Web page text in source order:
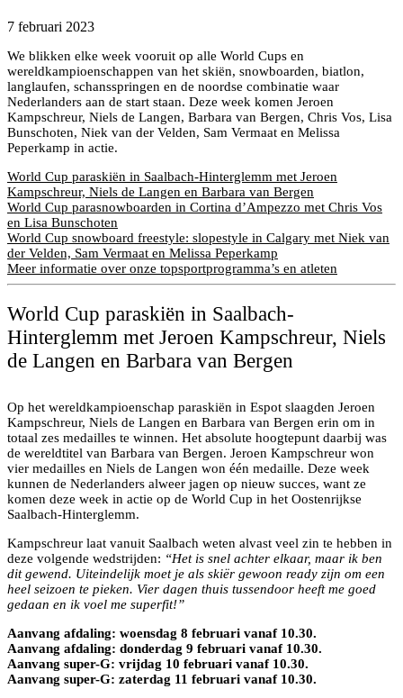
7 februari 2023
We blikken elke week vooruit op alle World Cups en
wereldkampioenschappen van het skiën, snowboarden, biatlon,
langlaufen, schansspringen en de noordse combinatie waar
Nederlanders aan de start staan. Deze week komen Jeroen
Kampschreur, Niels de Langen, Barbara van Bergen, Chris Vos, Lisa
Bunschoten, Niek van der Velden, Sam Vermaat en Melissa
Peperkamp in actie.
World Cup paraskiën in Saalbach-Hinterglemm met Jeroen
Kampschreur, Niels de Langen en Barbara van Bergen
World Cup parasnowboarden in Cortina d’Ampezzo met Chris Vos
en Lisa Bunschoten
World Cup snowboard freestyle: slopestyle in Calgary met Niek van
der Velden, Sam Vermaat en Melissa Peperkamp
Meer informatie over onze topsportprogramma’s en atleten
World Cup paraskiën in Saalbach-
Hinterglemm met Jeroen Kampschreur, Niels
de Langen en Barbara van Bergen
Barbara van Bergen tijdens het WK in Espot. Beeld:
Op het wereldkampioenschap paraskiën in Espot slaagden Jeroen
Kampschreur, Niels de Langen en Barbara van Bergen erin om in
totaal zes medailles te winnen. Het absolute hoogtepunt daarbij was
de wereldtitel van Barbara van Bergen. Jeroen Kampschreur won
vier medailles en Niels de Langen won één medaille. Deze week
kunnen de Nederlanders alweer jagen op nieuw succes, want ze
komen deze week in actie op de World Cup in het Oostenrijkse
Saalbach-Hinterglemm.
Kampschreur laat vanuit Saalbach weten alvast veel zin te hebben in
deze volgende wedstrijden: “Het is snel achter elkaar, maar ik ben
dit gewend. Uiteindelijk moet je als skiër gewoon ready zijn om een
heel seizoen te pieken. Vier dagen thuis tussendoor heeft me goed
gedaan en ik voel me superfit!”
Aanvang afdaling: woensdag 8 februari vanaf 10.30.
Aanvang afdaling: donderdag 9 februari vanaf 10.30.
Aanvang super-G: vrijdag 10 februari vanaf 10.30.
Aanvang super-G: zaterdag 11 februari vanaf 10.30.